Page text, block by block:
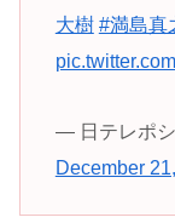
大樹 #満島真
— 日テレポ
December